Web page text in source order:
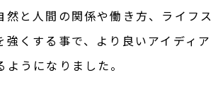
と人間の関係や働き方、ライフス
くする事で、より良いアイディア
うになりました。